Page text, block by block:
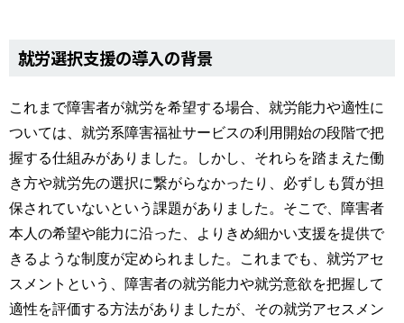
就労選択支援の導入の背景
これまで障害者が就労を希望する場合、就労能力や適性に
ついては、就労系障害福祉サービスの利用開始の段階で把
握する仕組みがありました。しかし、それらを踏まえた働
き方や就労先の選択に繋がらなかったり、必ずしも質が担
保されていないという課題がありました。そこで、障害者
本人の希望や能力に沿った、よりきめ細かい支援を提供で
きるような制度が定められました。これまでも、就労アセ
スメントという、障害者の就労能力や就労意欲を把握して
適性を評価する方法がありましたが、その就労アセスメン